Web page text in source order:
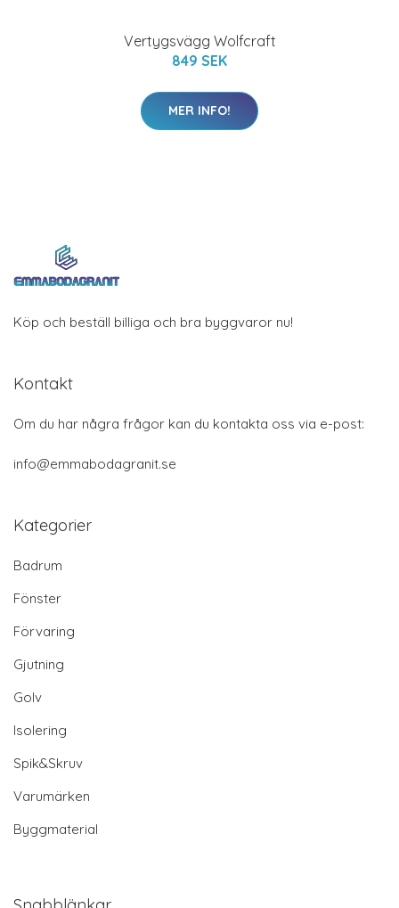
Vertygsvägg Wolfcraft
849 SEK
MER INFO!
Köp och beställ billiga och bra byggvaror nu!
Kontakt
Om du har några frågor kan du kontakta oss via e-post:
info@emmabodagranit.se
Kategorier
Badrum
Fönster
Förvaring
Gjutning
Golv
Isolering
Spik&Skruv
Varumärken
Byggmaterial